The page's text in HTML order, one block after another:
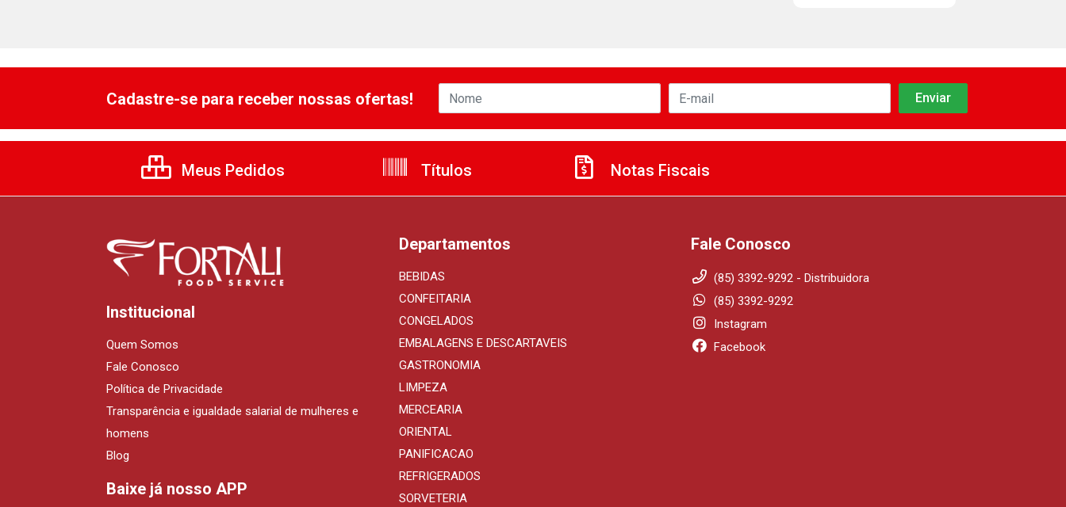
Cadastre-se para receber nossas ofertas!
Meus Pedidos Títulos Notas Fiscais
Institucional
Quem Somos
Fale Conosco
Política de Privacidade
Transparência e igualdade salarial de mulheres e
homens
Blog
Baixe já nosso APP
Departamentos
BEBIDAS
CONFEITARIA
CONGELADOS
EMBALAGENS E DESCARTAVEIS
GASTRONOMIA
LIMPEZA
MERCEARIA
ORIENTAL
PANIFICACAO
REFRIGERADOS
SORVETERIA
Fale Conosco
(85) 3392-9292 - Distribuidora
(85) 3392-9292
Instagram
Facebook